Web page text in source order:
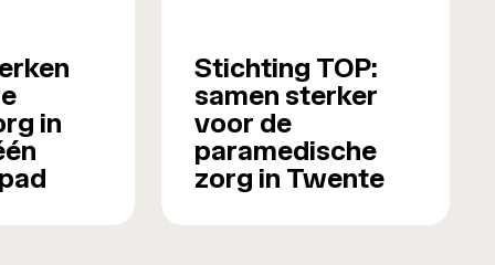
in
Stichting TOP:
samen sterker
voor de
paramedische
zorg in Twente